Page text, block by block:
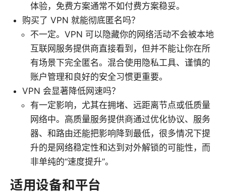
体验，免费方案通常不如付费方案稳妥。
购买了 VPN 就能彻底匿名吗？
不一定。VPN 可以隐藏你的网络活动不会被本地
互联网服务提供商直接看到，但并不能让你在所
有场景下完全匿名。混合使用隐私工具、谨慎的
账户管理和良好的安全习惯更重要。
VPN 会显著降低网速吗？
有一定影响，尤其在拥堵、远距离节点或低质量
网络中。高质量服务提供商通过优化协议、服务
器、和路由还能把影响降到最低，很多情况下提
升的是网络稳定性和达到对外解锁的可能性，而
非单纯的“速度提升”。
适用设备和平台